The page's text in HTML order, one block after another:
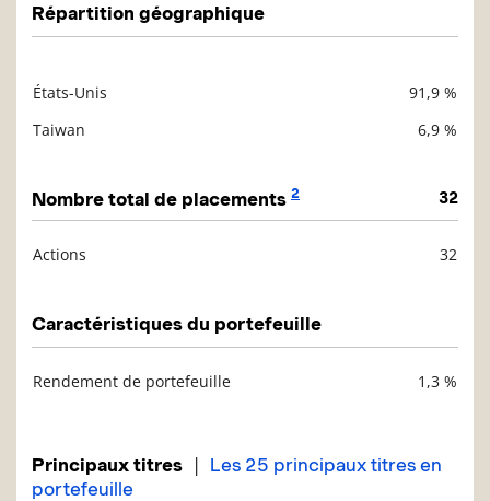
Répartition géographique
États-Unis
91,9 %
Taiwan
6,9 %
Nombre total de placements 2 32
Actions 32
Caractéristiques du portefeuille
Rendement de portefeuille 1,3 %
Principaux titres | Les 25 principaux titres en
portefeuille